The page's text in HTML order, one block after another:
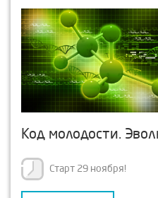
Код молодости.
Старт 29 ноября!